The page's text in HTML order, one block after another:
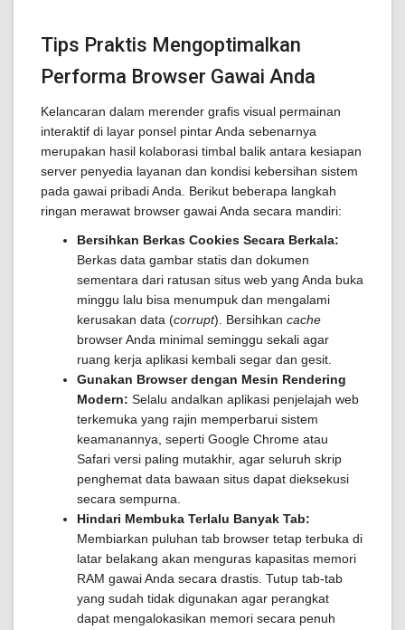
Tips Praktis Mengoptimalkan
Performa Browser Gawai Anda
Kelancaran dalam merender grafis visual permainan
interaktif di layar ponsel pintar Anda sebenarnya
merupakan hasil kolaborasi timbal balik antara kesiapan
server penyedia layanan dan kondisi kebersihan sistem
pada gawai pribadi Anda. Berikut beberapa langkah
ringan merawat browser gawai Anda secara mandiri:
Bersihkan Berkas Cookies Secara Berkala:
Berkas data gambar statis dan dokumen
sementara dari ratusan situs web yang Anda buka
minggu lalu bisa menumpuk dan mengalami
kerusakan data (corrupt). Bersihkan cache
browser Anda minimal seminggu sekali agar
ruang kerja aplikasi kembali segar dan gesit.
Gunakan Browser dengan Mesin Rendering
Modern: Selalu andalkan aplikasi penjelajah web
terkemuka yang rajin memperbarui sistem
keamanannya, seperti Google Chrome atau
Safari versi paling mutakhir, agar seluruh skrip
penghemat data bawaan situs dapat dieksekusi
secara sempurna.
Hindari Membuka Terlalu Banyak Tab:
Membiarkan puluhan tab browser tetap terbuka di
latar belakang akan menguras kapasitas memori
RAM gawai Anda secara drastis. Tutup tab-tab
yang sudah tidak digunakan agar perangkat
dapat mengalokasikan memori secara penuh